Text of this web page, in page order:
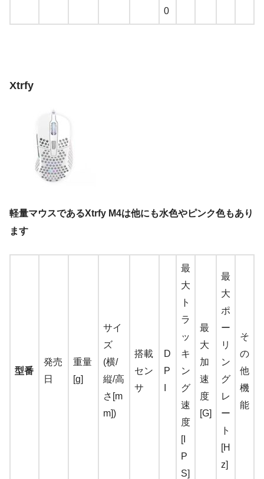
0
Xtrfy
軽量マウスであるXtrfy M4は他にも水色やピンク色もあり
ます
型番
発売
日
重量
[g]
サイ
ズ
(横/
縦/高
さ[m
m])
搭載
セン
サ
D
P
最
大
ト
ラ
ッ
キ
ン
グ
速
度
[I
P
S]
最
大
加
速
度
[G]
最
大
ポ
ー
リ
ン
グ
レ
ー
ト
[H
z]
そ
の
他
機
能